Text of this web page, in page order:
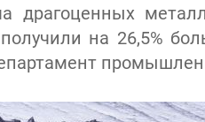
драгоценных
на 26,5%